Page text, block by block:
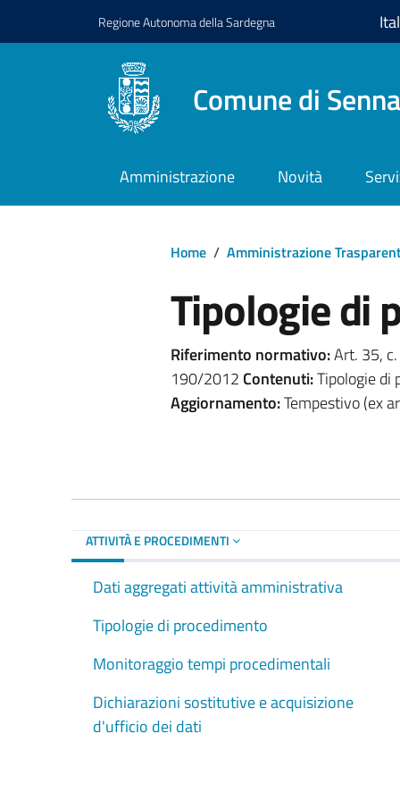
RegioneAutonoma dellaSardegna
Comune di
Amministrazione Novità
Home / Amministrazione
Tipologie di
Riferimento normativo:Art. 35, c.
190/2012 Contenuti:Tipologie di
Aggiornamento:Tempestivo (ex
ATTIVITÀ E PROCEDIMENTI
Dati aggregati attività amministrativa
Tipologie di procedimento
Monitoraggio tempi procedimentali
Dichiarazioni sostitutive e acquisizione
d'ufficio dei dati